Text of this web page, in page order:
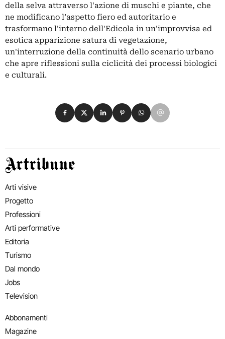
della selva attraverso l'azione di muschi e piante, che
ne modificano l’aspetto fiero ed autoritario e
trasformano l'interno dell'Edicola in un'improvvisa ed
esotica apparizione satura di vegetazione,
un'interruzione della continuità dello scenario urbano
che apre riflessioni sulla ciclicità dei processi biologici
e culturali.
Condividi su Facebook
Condividi su X
Condividi su LinkedIn
Condividi su Pinterest
Condividi su WhatsApp
Condividi su Email
Artribune
Arti visive
Progetto
Professioni
Arti performative
Editoria
Turismo
Dal mondo
Jobs
Television
Abbonamenti
Magazine